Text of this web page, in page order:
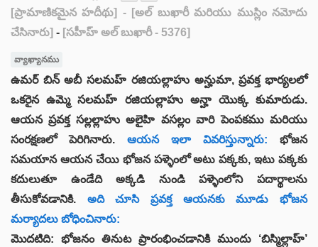
[ప్రామాణికమైన హదీథు] - [అల్ బుఖారీ మరియు ముస్లిం నమోదు
చేసినారు] - [సహీహ్ అల్ బుఖారీ - 5376]
వ్యాఖ్యానము
ఉమర్ బిన్ అబీ సలమహ్ రజియల్లాహు అన్హుమా, ప్రవక్త భార్యలలో
ఒకరైన ఉమ్మె సలమహ్ రజియల్లాహు అన్హా యొక్క కుమారుడు.
ఆయన ప్రవక్త సల్లల్లాహు అలైహి వసల్లం వారి పెంపకము మరియు
సంరక్షణలో పెరిగినారు. ఆయన ఇలా వివరిస్తున్నారు: భోజన
సమయాన ఆయన చేయి భోజన పళ్ళెంలో అటు పక్కకు, ఇటు పక్కకు
కదులుతూ ఉండేది అక్కడి నుండి పళ్ళెంలోని పదార్థాలను
తీసుకోవడానికి. అది చూసి ప్రవక్త ఆయనకు మూడు భోజన
మర్యాదలు బోధించినారు:
మొదటిది: భోజనం తినుట ప్రారంభించడానికి ముందు ‘బిస్మిల్లాహ్’